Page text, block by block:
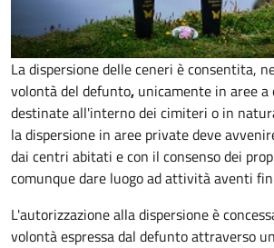
La dispersione delle ceneri è consentita,
volontà del defunto, unicamente in aree
destinate all'interno dei cimiteri o in
la dispersione in aree private deve
dai centri abitati e con il consenso dei
comunque dare luogo ad attività aventi
L'autorizzazione alla dispersione è
volontà espressa dal defunto attraverso